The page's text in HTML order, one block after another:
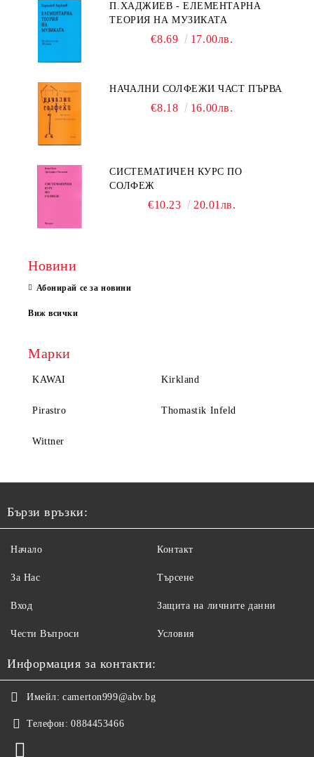
П.ХАДЖИЕВ - ЕЛЕМЕНТАРНА
ТЕОРИЯ НА МУЗИКАТА
€8.69 17.00лв.
НАЧАЛНИ СОЛФЕЖИ ЧАСТ ПЪРВА
€8.18 16.00лв.
СИСТЕМАТИЧЕН КУРС ПО
СОЛФЕЖ
€10.23 20.01лв.
Новини
Абонирай се за новини
Виж всички
Марки
KAWAI Kirkland
Pirastro Thomastik Infeld
Wittner
Бързи връзки:
Начало
За Нас
Вход
Чести Въпроси
Контакт
Търсене
Защита на личните данни
Условия
Информация за контакти:
Имейл: camerton999@abv.bg
Телефон: 0884453466